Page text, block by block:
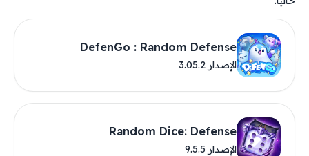
DefenGo : Random Defense
الإصدار 3.05.2
Random Dice: Defense
الإصدار 9.5.5